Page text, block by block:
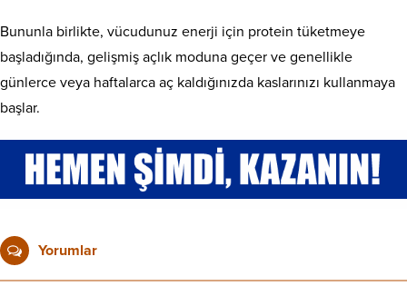
Bununla birlikte, vücudunuz enerji için protein tüketmeye
başladığında, gelişmiş açlık moduna geçer ve genellikle
günlerce veya haftalarca aç kaldığınızda kaslarınızı kullanmaya
başlar.
Yorumlar